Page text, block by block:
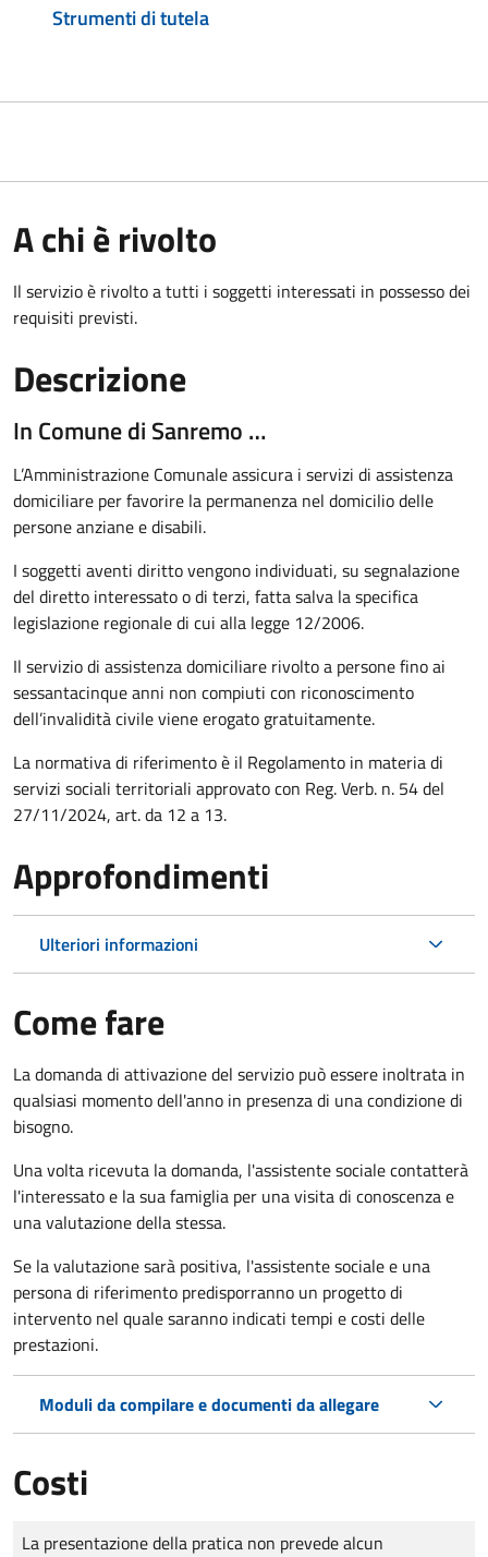
Strumenti di tutela
A chi è rivolto
Il servizio è rivolto a tutti i soggetti interessati in possesso dei
requisiti previsti.
Descrizione
In Comune di Sanremo …
L’Amministrazione Comunale assicura i servizi di assistenza
domiciliare per favorire la permanenza nel domicilio delle
persone anziane e disabili.
I soggetti aventi diritto vengono individuati, su segnalazione
del diretto interessato o di terzi, fatta salva la specifica
legislazione regionale di cui alla legge 12/2006.
Il servizio di assistenza domiciliare rivolto a persone fino ai
sessantacinque anni non compiuti con riconoscimento
dell’invalidità civile viene erogato gratuitamente.
La normativa di riferimento è il Regolamento in materia di
servizi sociali territoriali approvato con Reg. Verb. n. 54 del
27/11/2024, art. da 12 a 13.
Approfondimenti
Ulteriori informazioni
Come fare
La domanda di attivazione del servizio può essere inoltrata in
qualsiasi momento dell'anno in presenza di una condizione di
bisogno.
Una volta ricevuta la domanda, l'assistente sociale contatterà
l'interessato e la sua famiglia per una visita di conoscenza e
una valutazione della stessa.
Se la valutazione sarà positiva, l'assistente sociale e una
persona di riferimento predisporranno un progetto di
intervento nel quale saranno indicati tempi e costi delle
prestazioni.
Moduli da compilare e documenti da allegare
Costi
Tipo di pagamento
Importo
La presentazione della pratica non prevede alcun